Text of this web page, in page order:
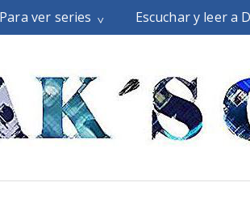
Para ver series Escuchar y leer a